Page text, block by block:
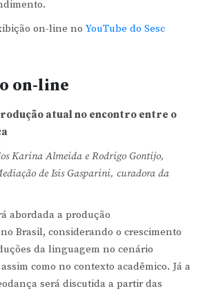
on-line no YouTube do Sesc
on-line
atual no encontro entre o
Karina Almeida e Rodrigo Gontijo,
de Isis Gasparini, curadora da
abordada a produção
Brasil, considerando o crescimento
da linguagem no cenário
como no contexto acadêmico. Já a
será discutida a partir das